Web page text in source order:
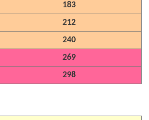
183
212
240
269
298